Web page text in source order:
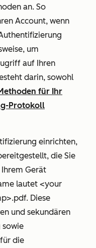
an. So
Account, wenn
um
auf Ihren
darin, sowohl
für Ihr
Protokoll
einrichten,
die Sie
Ihrem Gerät
lautet <your
Diese
und sekundären
sowie
die